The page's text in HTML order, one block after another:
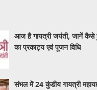
आज है गायत्री जयंती, जानें कैसे
का प्रकाट्य एवं पूजन विधि
संभल में 24 कुंडीय गायत्री